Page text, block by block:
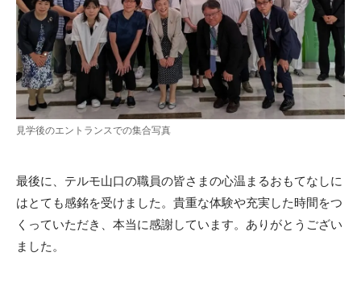
見学後のエントランスでの集合写真
最後に、テルモ山口の職員の皆さまの心温まるおもてなしに
はとても感銘を受けました。貴重な体験や充実した時間をつ
くっていただき、本当に感謝しています。ありがとうござい
ました。